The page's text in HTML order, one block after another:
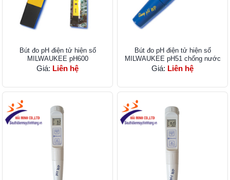
Bút đo pH điện tử hiện số
MILWAUKEE pH600
Giá: Liên hệ
Bút đo pH điện tử hiện số
MILWAUKEE pH51 chống nước
Giá: Liên hệ